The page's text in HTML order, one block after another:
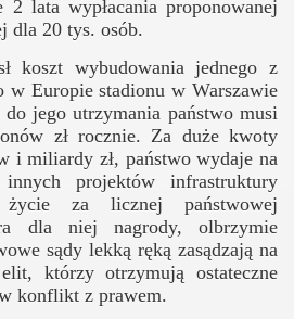
2 lata wypłacania proponowanej
dla 20 tys. osób.
koszt wybudowania jednego z
w Europie stadionu w Warszawie
jego utrzymania państwo musi
zł rocznie. Za duże kwoty
i miliardy zł, państwo wydaje na
projektów infrastruktury
za licznej państwowej
dla niej nagrody, olbrzymie
sądy lekką ręką zasądzają na
którzy otrzymują ostateczne
konflikt z prawem.